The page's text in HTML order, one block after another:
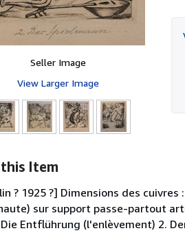
Seller Image
View Larger Image
Item
? 1925 ?] Dimensions des
sur support passe-partout
Entflührung (l'enlèvement) 2.